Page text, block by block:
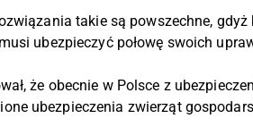
takie są powszechne,
ubezpieczyć połowę swoich
że obecnie w Polsce z
ubezpieczenia zwierząt